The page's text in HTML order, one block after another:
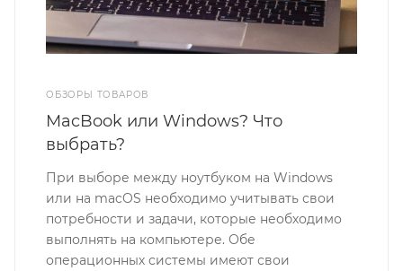
ОБЗОРЫ ТОВАРОВ
MacBook или Windows? Что
выбрать?
При выборе между ноутбуком на Windows
или на macOS необходимо учитывать свои
потребности и задачи, которые необходимо
выполнять на компьютере. Обе
операционных системы имеют свои